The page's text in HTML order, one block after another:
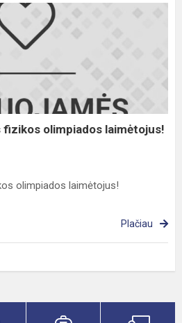
fizikos olimpiados laimėtojus!
olimpiados laimėtojus!
Plačiau